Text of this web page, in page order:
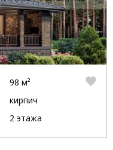
98 м²
кирпич
2 этажа